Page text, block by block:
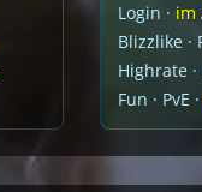
Login · im
Blizzlike ·
Highrate ·
Fun · PvE ·